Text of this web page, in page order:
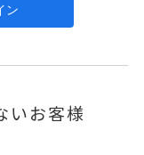
いお客様